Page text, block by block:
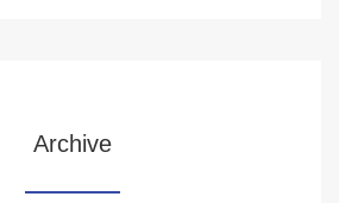
Archive